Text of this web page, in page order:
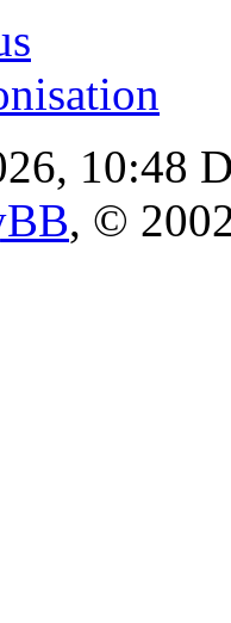
10:48
, ©